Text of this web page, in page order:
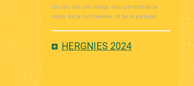
Un clic sur une image vous permet de la
noter, de la commenter, et de la partager.
HERGNIES 2024